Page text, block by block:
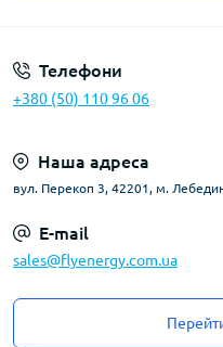
Телефони
+380 (50) 110 96 06
Наша адреса
вул. Перекоп 3, 42201, м.
E-mail
sales@flyenergy.com.ua